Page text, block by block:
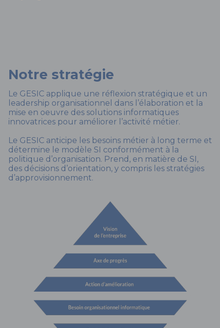
Notre stratégie
Le GESIC applique une réflexion stratégique et un
leadership organisationnel dans l’élaboration et la
mise en oeuvre des solutions informatiques
innovatrices pour améliorer l’activité métier.
Le GESIC anticipe les besoins métier à long terme et
détermine le modèle SI conformément à la
politique d’organisation. Prend, en matière de SI,
des décisions d’orientation, y compris les stratégies
d’approvisionnement.